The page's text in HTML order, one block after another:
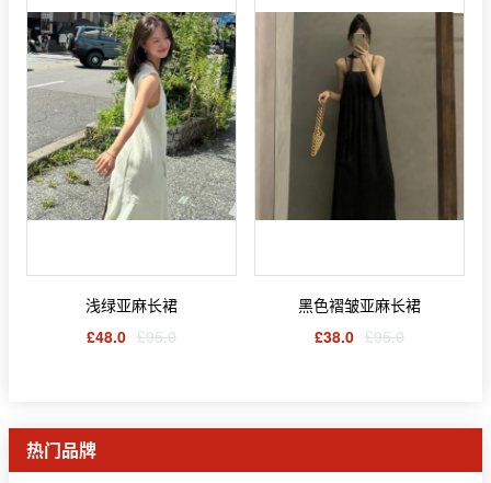
浅绿亚麻长裙
£48.0 £95.0
黑色褶皱亚麻长裙
£38.0 £95.0
热门品牌